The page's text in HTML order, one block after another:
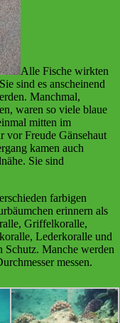
Alle Fische wirkten
sind es anscheinend
Manchmal,
waren so viele blaue
mitten im
vor Freude Gänsehaut
kamen auch
Sie sind
farbigen
erinnern als
Griffelkoralle,
Lederkoralle und
Schutz. Manche werden
messen.